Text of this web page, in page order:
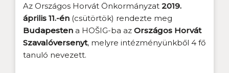
Az Országos Horvát Önkormányzat 2019.
április 11.-én (csütörtök) rendezte meg
Budapesten a HOŠIG-ba az Országos Horvát
Szavalóversenyt, melyre intézményünkből 4 fő
tanuló nevezett.